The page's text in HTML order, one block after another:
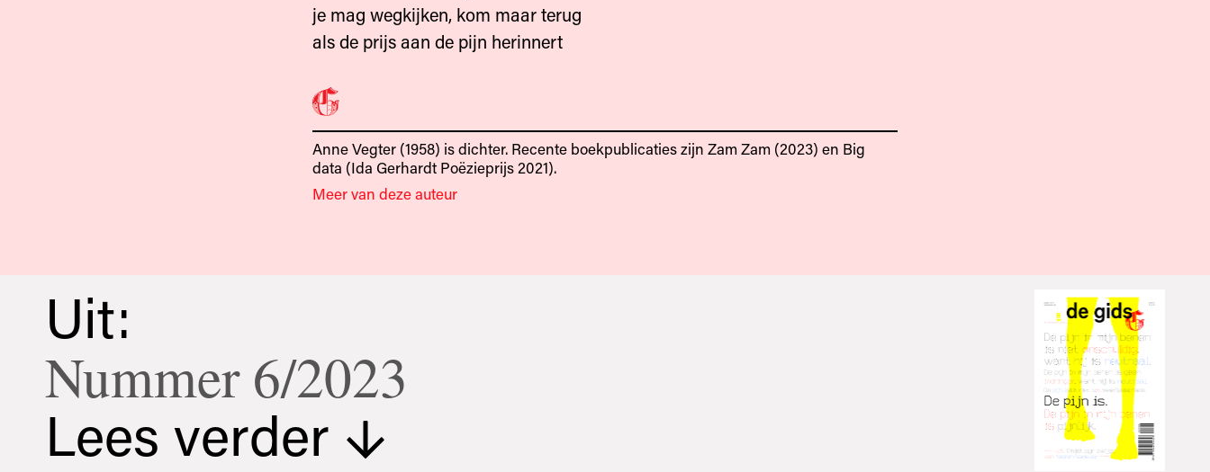
je mag wegkijken, kom maar terug
als de prijs aan de pijn herinnert
Anne Vegter (1958) is dichter. Recente boekpublicaties zijn Zam Zam (2023) en Big
data (Ida Gerhardt Poëzieprijs 2021).
Meer van deze auteur
Uit:
Nummer 6/2023
Lees verder